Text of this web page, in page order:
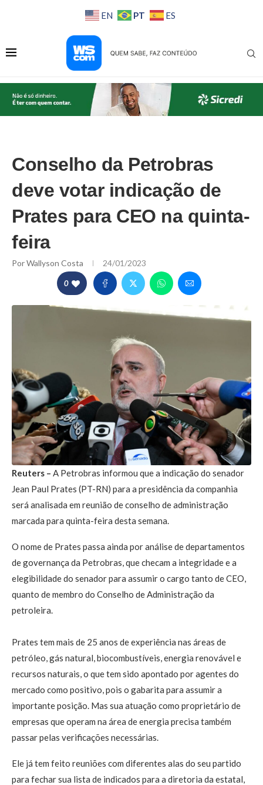
EN PT ES
Conselho da Petrobras
deve votar indicação de
Prates para CEO na quinta-
feira
PorWallyson Costa 24/01/2023
0
Reuters – A Petrobras informou que a indicação do senador
Jean Paul Prates (PT-RN) para a presidência da companhia
será analisada em reunião de conselho de administração
marcada para quinta-feira desta semana.
O nome de Prates passa ainda por análise de departamentos
de governança da Petrobras, que checam a integridade e a
elegibilidade do senador para assumir o cargo tanto de CEO,
quanto de membro do Conselho de Administração da
petroleira.
Prates tem mais de 25 anos de experiência nas áreas de
petróleo, gás natural, biocombustíveis, energia renovável e
recursos naturais, o que tem sido apontado por agentes do
mercado como positivo, pois o gabarita para assumir a
importante posição. Mas sua atuação como proprietário de
empresas que operam na área de energia precisa também
passar pelas verificações necessárias.
Ele já tem feito reuniões com diferentes alas do seu partido
para fechar sua lista de indicados para a diretoria da estatal,